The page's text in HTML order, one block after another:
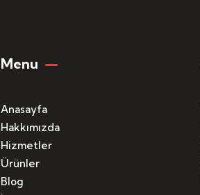
Menu
Anasayfa
Hakkımızda
Hizmetler
Ürünler
Blog